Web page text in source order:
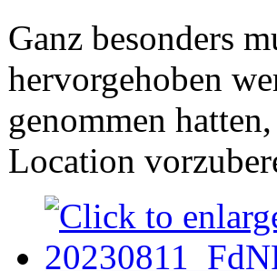
Ganz besonders
hervorgehoben
genommen
Location